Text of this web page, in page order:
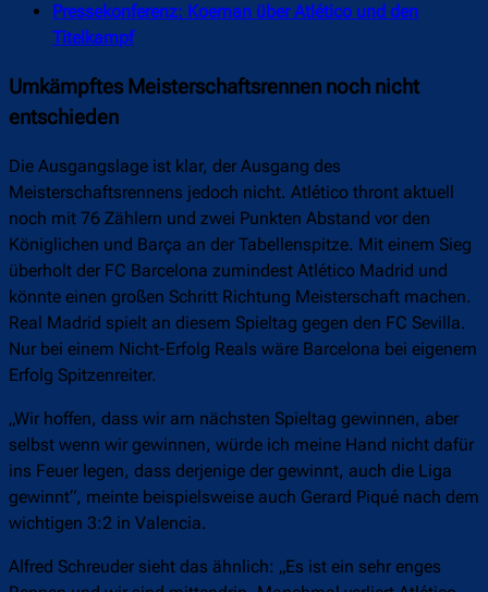
Pressekonferenz: Koeman über Atlético und den
Titelkampf
Umkämpftes Meisterschaftsrennen noch nicht
entschieden
Die Ausgangslage ist klar, der Ausgang des
Meisterschaftsrennens jedoch nicht. Atlético thront aktuell
noch mit 76 Zählern und zwei Punkten Abstand vor den
Königlichen und Barça an der Tabellenspitze. Mit einem Sieg
überholt der FC Barcelona zumindest Atlético Madrid und
könnte einen großen Schritt Richtung Meisterschaft machen.
Real Madrid spielt an diesem Spieltag gegen den FC Sevilla.
Nur bei einem Nicht-Erfolg Reals wäre Barcelona bei eigenem
Erfolg Spitzenreiter.
„Wir hoffen, dass wir am nächsten Spieltag gewinnen, aber
selbst wenn wir gewinnen, würde ich meine Hand nicht dafür
ins Feuer legen, dass derjenige der gewinnt, auch die Liga
gewinnt“, meinte beispielsweise auch Gerard Piqué nach dem
wichtigen 3:2 in Valencia.
Alfred Schreuder sieht das ähnlich: „Es ist ein sehr enges